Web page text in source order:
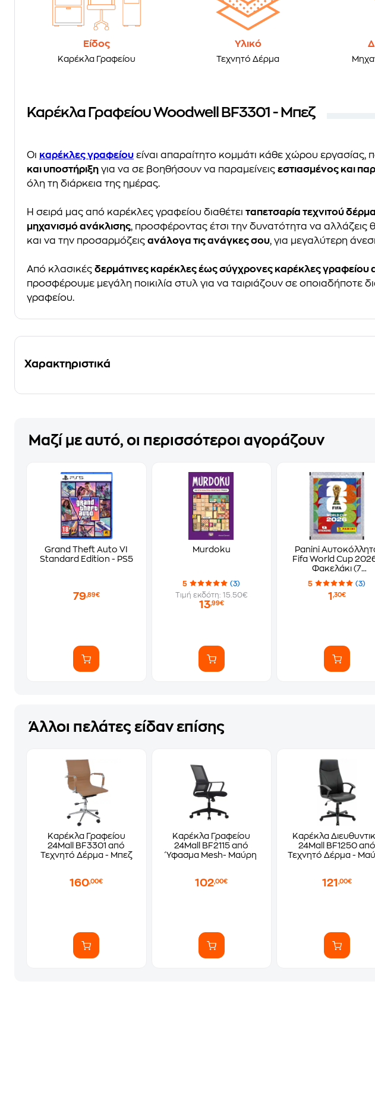
Είδος
Καρέκλα Γραφείου
Υλικό
Τεχνητό Δέρμα
Καρέκλα Γραφείου Woodwell BF3301 - Μπεζ
Οι καρέκλες γραφείου είναι απαραίτητο κομμάτι κάθε χώρου εργασίας,
και υποστήριξη για να σε βοηθήσουν να παραμείνεις εστιασμένος και
όλη τη διάρκεια της ημέρας.
Η σειρά μας από καρέκλες γραφείου διαθέτει ταπετσαρία τεχνιτού
μηχανισμό ανάκλισης, προσφέροντας έτσι την δυνατότητα να αλλάζεις
και να την προσαρμόζεις ανάλογα τις ανάγκες σου, για μεγαλύτερη
Από κλασικές δερμάτινες καρέκλες έως σύγχρονες καρέκλες
προσφέρουμε μεγάλη ποικιλία στυλ για να ταιριάζουν σε οποιαδήποτε
γραφείου.
Χαρακτηριστικά
Μαζί με αυτό, οι περισσότεροι αγοράζουν
Grand Theft Auto VI
Standard Edition - PS5
79,89€
Murdoku
5
(3)
Τιμή εκδότη: 15.50€
13,99€
Panini
Fifa World Cup 2026
Φακελάκι (7
Αυτοκόλλητα)
5 (3)
1 ,30€
Άλλοι πελάτες είδαν επίσης
Καρέκλα Γραφείου
24Mall BF3301 από
Τεχνητό Δέρμα - Μπεζ
160,00€
Καρέκλα Γραφείου
24Mall BF2115 από
Ύφασμα Mesh- Μαύρη
102,00€
Καρέκλα
24Mall BF1250 από
Τεχνητό Δέρμα -
121 ,00€